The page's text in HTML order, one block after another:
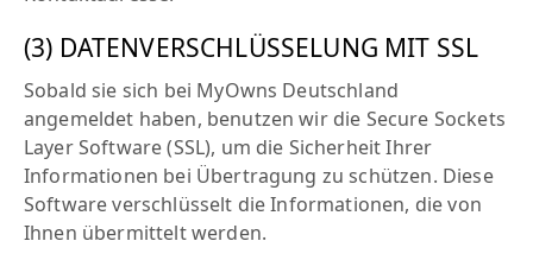
(3) DATENVERSCHLÜSSELUNG MIT SSL
Sobald sie sich bei MyOwns Deutschland
angemeldet haben, benutzen wir die Secure Sockets
Layer Software (SSL), um die Sicherheit Ihrer
Informationen bei Übertragung zu schützen. Diese
Software verschlüsselt die Informationen, die von
Ihnen übermittelt werden.